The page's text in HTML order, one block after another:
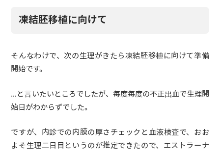
凍結胚移植に向けて
そんなわけで、次の生理がきたら凍結胚移植に向けて準備
開始です。
…と言いたいところでしたが、毎度毎度の不正出血で生理開
始日がわからずでした。
ですが、内診での内膜の厚さチェックと血液検査で、おお
よそ生理二日目というのが推定できたので、エストラーナ